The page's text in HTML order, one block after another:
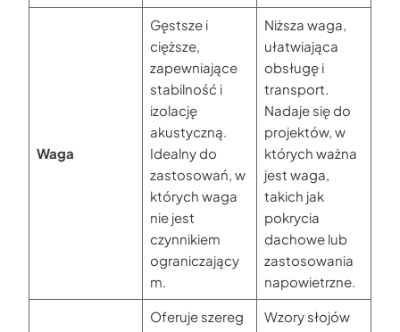
Waga
Gęstsze i
cięższe,
zapewniające
stabilność i
izolację
akustyczną.
Idealny do
zastosowań, w
których waga
nie jest
czynnikiem
ograniczający
m.
Niższa waga,
ułatwiająca
obsługę i
transport.
Nadaje się do
projektów, w
których ważna
jest waga,
takich jak
pokrycia
dachowe lub
zastosowania
napowietrzne.
Oferuje szereg
Wzory słojów